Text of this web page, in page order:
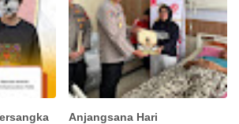
Anjangsana Hari